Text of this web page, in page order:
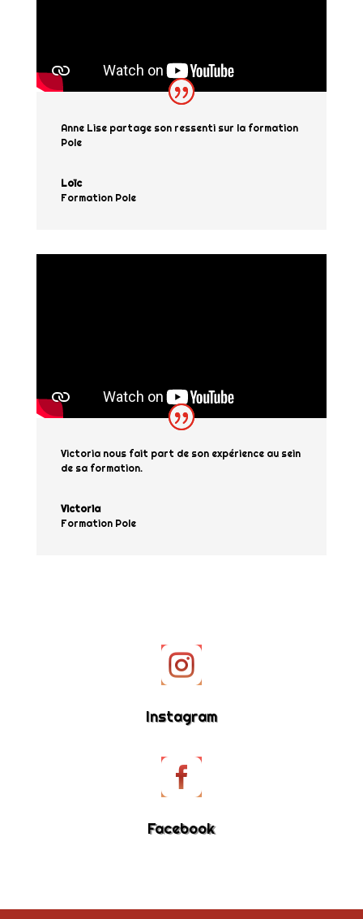
Anne Lise partage son ressenti sur la formation
Pole
Loïc
Formation Pole
Victoria nous fait part de son expérience au sein
de sa formation.
Victoria
Formation Pole

Instagram

Facebook